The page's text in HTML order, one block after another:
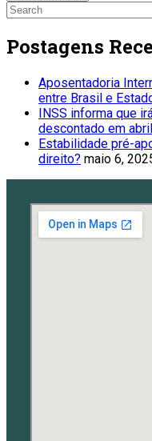
Postagens
Aposentadoria
entre Brasil e
INSS informa que
descontado em
Estabilidade pré-
direito? maio 6,